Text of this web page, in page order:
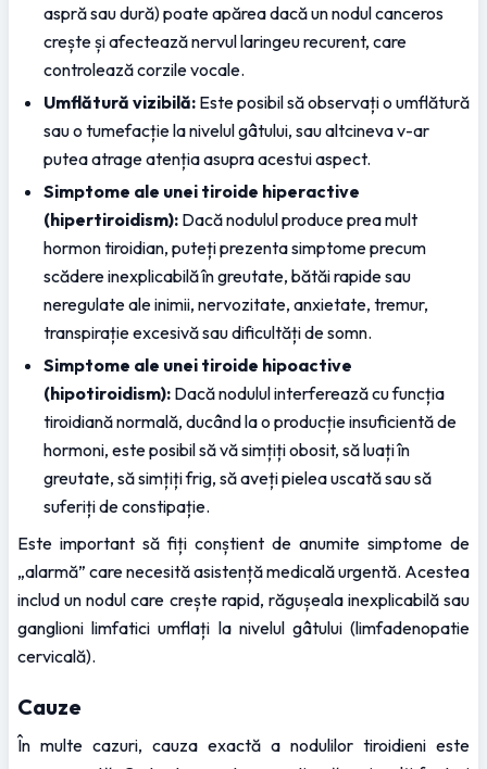
aspră sau dură) poate apărea dacă un nodul canceros
crește și afectează nervul laringeu recurent, care
controlează corzile vocale.
Umflătură vizibilă: Este posibil să observați o umflătură
sau o tumefacție la nivelul gâtului, sau altcineva v-ar
putea atrage atenția asupra acestui aspect.
Simptome ale unei tiroide hiperactive
(hipertiroidism): Dacă nodulul produce prea mult
hormon tiroidian, puteți prezenta simptome precum
scădere inexplicabilă în greutate, bătăi rapide sau
neregulate ale inimii, nervozitate, anxietate, tremur,
transpirație excesivă sau dificultăți de somn.
Simptome ale unei tiroide hipoactive
(hipotiroidism): Dacă nodulul interferează cu funcția
tiroidiană normală, ducând la o producție insuficientă de
hormoni, este posibil să vă simțiți obosit, să luați în
greutate, să simțiți frig, să aveți pielea uscată sau să
suferiți de constipație.
Este important să fiți conștient de anumite simptome de
„alarmă” care necesită asistență medicală urgentă. Acestea
includ un nodul care crește rapid, răgușeala inexplicabilă sau
ganglioni limfatici umflați la nivelul gâtului (limfadenopatie
cervicală).
Cauze
În multe cazuri, cauza exactă a nodulilor tiroidieni este